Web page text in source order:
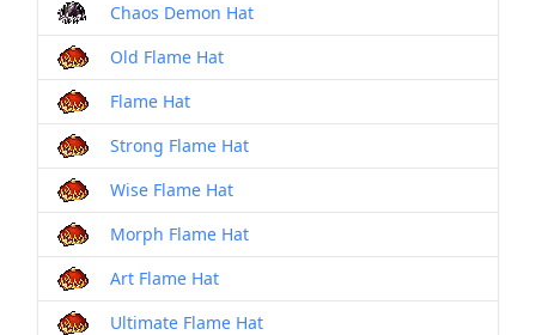
Chaos Demon Hat
Old Flame Hat
Flame Hat
Strong Flame Hat
Wise Flame Hat
Morph Flame Hat
Art Flame Hat
Ultimate Flame Hat